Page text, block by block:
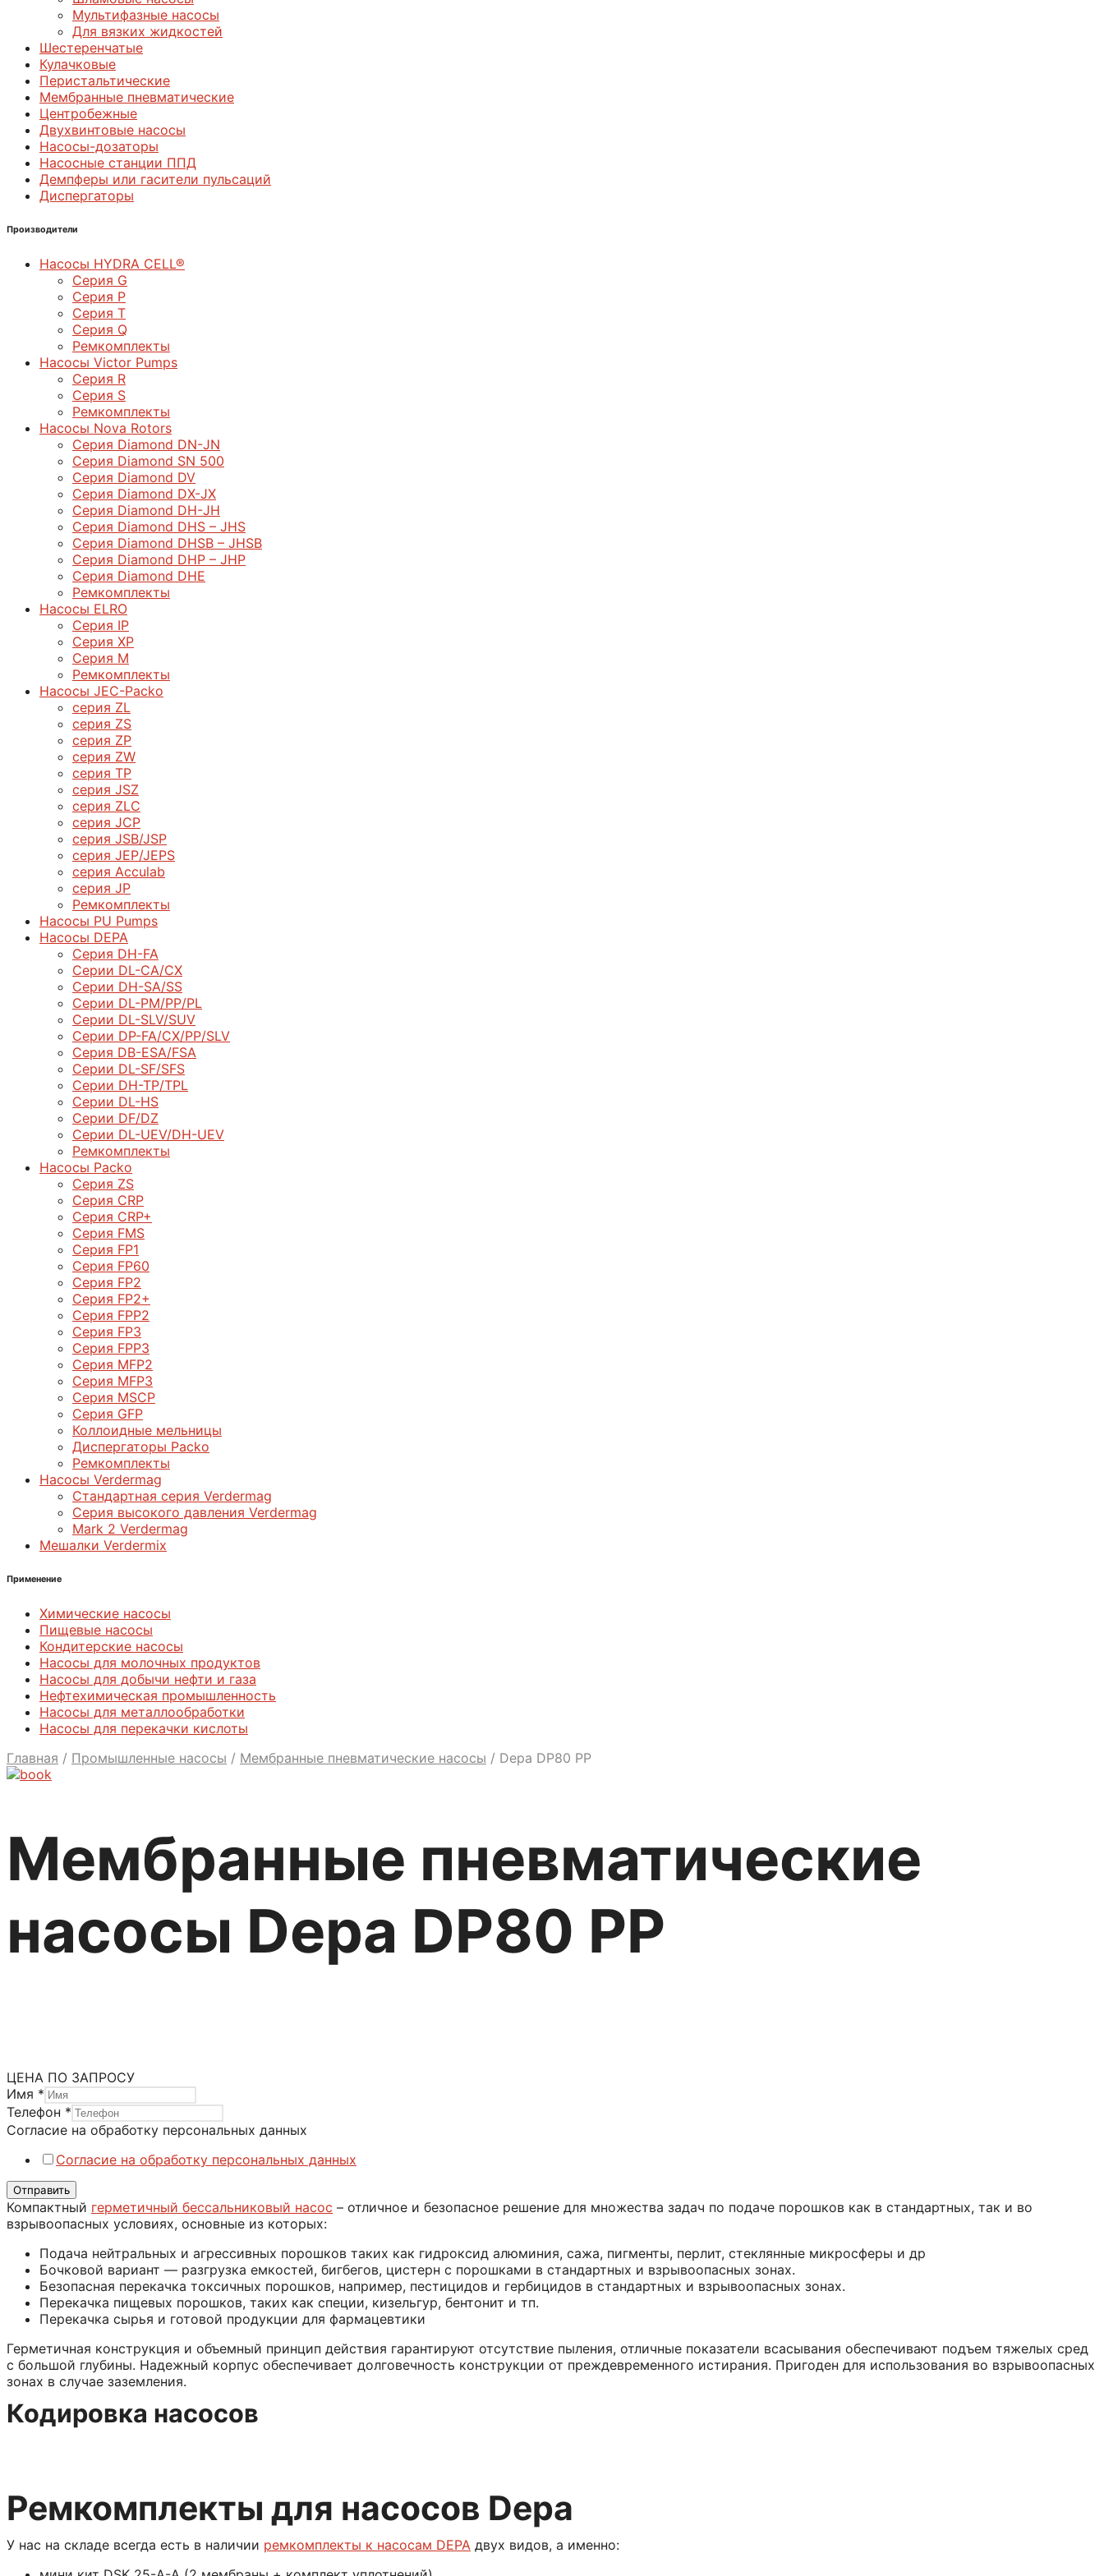
Мультифазные насосы
Для вязких жидкостей
Шестеренчатые
Кулачковые
Перистальтические
Мембранные пневматические
Центробежные
Двухвинтовые насосы
Насосы-дозаторы
Насосные станции ППД
Демпферы или гасители пульсаций
Диспергаторы
Производители
Насосы HYDRA CELL®
Серия G
Серия P
Серия T
Серия Q
Ремкомплекты
Насосы Victor Pumps
Серия R
Серия S
Ремкомплекты
Насосы Nova Rotors
Серия Diamond DN-JN
Серия Diamond SN 500
Серия Diamond DV
Серия Diamond DX-JX
Серия Diamond DH-JH
Серия Diamond DHS – JHS
Серия Diamond DHSB – JHSB
Серия Diamond DHP – JHP
Серия Diamond DHE
Ремкомплекты
Насосы ELRO
Серия IP
Серия XP
Серия M
Ремкомплекты
Насосы JEC-Packo
серия ZL
серия ZS
серия ZP
серия ZW
серия TP
серия JSZ
серия ZLC
серия JCP
серия JSB/JSP
серия JEP/JEPS
серия Acculab
серия JP
Ремкомплекты
Насосы PU Pumps
Насосы DEPA
Серия DH-FA
Серии DL-CA/CX
Серии DH-SA/SS
Серии DL-PM/РР/PL
Серии DL-SLV/SUV
Серии DP-FA/CX/PP/SLV
Серия DB-ЕSA/FSA
Серии DL-SF/SFS
Серии DН-ТP/ТPL
Серии DL-HS
Серии DF/DZ
Серии DL-UEV/DH-UEV
Ремкомплекты
Насосы Packo
Серия ZS
Серия CRP
Серия CRP+
Серия FMS
Серия FP1
Серия FP60
Серия FP2
Серия FP2+
Серия FPP2
Серия FP3
Серия FPP3
Серия МFP2
Серия МFP3
Серия MSCP
Серия GFP
Коллоидные мельницы
Диспергаторы Packo
Ремкомплекты
Насосы Verdermag
Стандартная серия Verdermag
Серия высокого давления Verdermag
Mark 2 Verdermag
Мешалки Verdermix
Применение
Химические насосы
Пищевые насосы
Кондитерские насосы
Насосы для молочных продуктов
Насосы для добычи нефти и газа
Нефтехимическая промышленность
Насосы для металлообработки
Насосы для перекачки кислоты
Главная / Промышленные насосы / Мембранные пневматические насосы / Depa DP80 PP
Мембранные пневматические
насосы Depa DP80 PP
ЦЕНА ПО ЗАПРОСУ
Имя *
Телефон *
Имя
персональных
Согласие на обработку персональных данных
Согласие на обработку персональных данных
Отправить
Компактный герметичный бессальниковый насос – отличное и безопасное решение для множества задач по подаче порошков как в стандартных, так и во
взрывоопасных условиях, основные из которых:
Подача нейтральных и агрессивных порошков таких как гидроксид алюминия, сажа, пигменты, перлит, стеклянные микросферы и др
Бочковой вариант — разгрузка емкостей, бигбегов, цистерн с порошками в стандартных и взрывоопасных зонах.
Безопасная перекачка токсичных порошков, например, пестицидов и гербицидов в стандартных и взрывоопасных зонах.
Перекачка пищевых порошков, таких как специи, кизельгур, бентонит и тп.
Перекачка сырья и готовой продукции для фармацевтики
Герметичная конструкция и объемный принцип действия гарантируют отсутствие пыления, отличные показатели всасывания обеспечивают подъем тяжелых сред
с большой глубины. Надежный корпус обеспечивает долговечность конструкции от преждевременного истирания. Пригоден для использования во взрывоопасных
зонах в случае заземления.
Кодировка насосов
Ремкомплекты для насосов Depa
У нас на складе всегда есть в наличии ремкомплекты к насосам DEPA двух видов, а именно: